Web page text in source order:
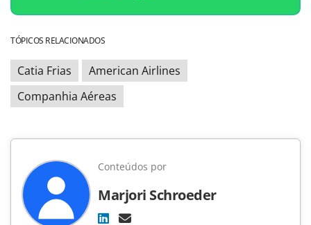
TÓPICOS RELACIONADOS
Catia Frias
American Airlines
Companhia Aéreas
Conteúdos por
Marjori Schroeder